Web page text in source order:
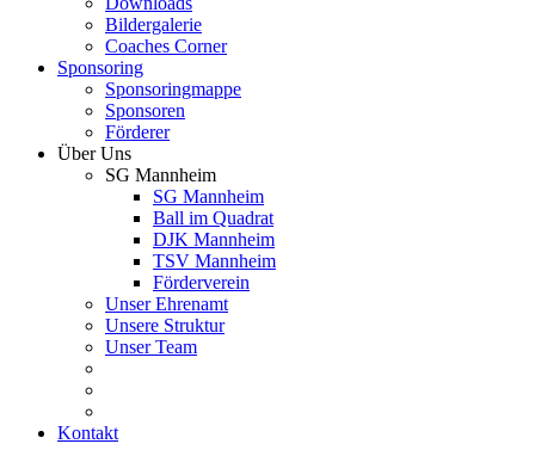
Bildergalerie
Coaches Corner
Sponsoring
Sponsoringmappe
Sponsoren
Förderer
Über Uns
SG Mannheim
SG Mannheim
Ball im Quadrat
DJK Mannheim
TSV Mannheim
Förderverein
Unser Ehrenamt
Unsere Struktur
Unser Team
Kontakt